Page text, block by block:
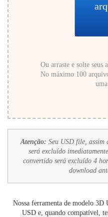
Ou arraste e solte seus
No máximo 100
Atenção: Seu USD file, assim
será excluído
convertido será excluído 4
download
Nossa ferramenta de modelo 3D
USD e, quando compatível,